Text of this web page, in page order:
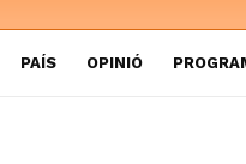
PAÍS OPINIÓ